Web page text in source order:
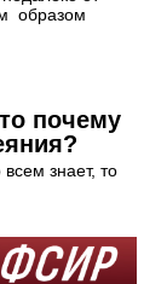
образом
почему
знает, то